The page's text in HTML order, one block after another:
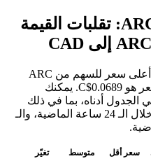
بيانات التحويل ARC/CAD: تقلبات القيمة
خلال الأيام السبعة الماضية، كان أعلى سعر للسهم من ARC
إلى CAD هو C$0.0773، وأدنى سعر هو C$0.0689. يمكنك
الجدول أدناه، بما في ذلك
سعر السهم من ARC إلى CAD خلال الـ 24 ساعة الماضية، والـ
سعر أقل متوسط
تغيّر